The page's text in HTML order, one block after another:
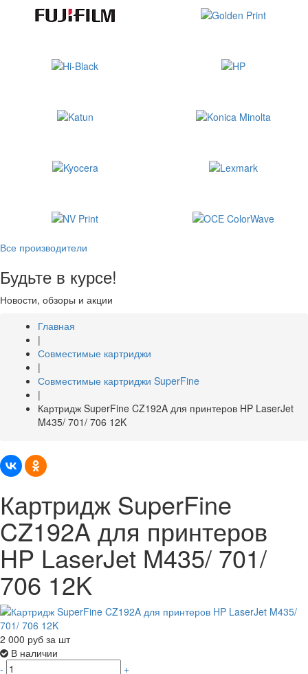
Все производители
Будьте в курсе!
Новости, обзоры и акции
Главная
|
Совместимые картриджи
|
Совместимые картриджи SuperFine
|
Картридж SuperFine CZ192A для принтеров HP LaserJet
M435/ 701/ 706 12K
Картридж SuperFine
CZ192A для принтеров
HP LaserJet M435/ 701/
706 12K
2 000 руб за шт
В наличии
-
+